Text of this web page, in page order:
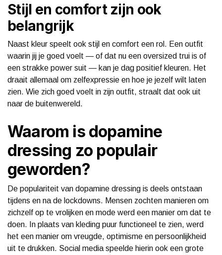
Stijl en comfort zijn ook
belangrijk
Naast kleur speelt ook stijl en comfort een rol. Een outfit
waarin jij je goed voelt — of dat nu een oversized trui is of
een strakke power suit — kan je dag positief kleuren. Het
draait allemaal om zelfexpressie en hoe je jezelf wilt laten
zien. Wie zich goed voelt in zijn outfit, straalt dat ook uit
naar de buitenwereld.
Waarom is dopamine
dressing zo populair
geworden?
De populariteit van dopamine dressing is deels ontstaan
tijdens en na de lockdowns. Mensen zochten manieren om
zichzelf op te vrolijken en mode werd een manier om dat te
doen. In plaats van kleding puur functioneel te zien, werd
het een manier om vreugde, optimisme en persoonlijkheid
uit te drukken. Social media speelde hierin ook een grote